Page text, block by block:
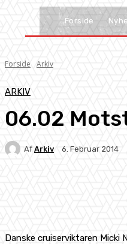
Forside
Forside Arkiv
ARKIV
06.02
Af Arkiv 6. Februar 2014
Danske cruiserviktaren Micki